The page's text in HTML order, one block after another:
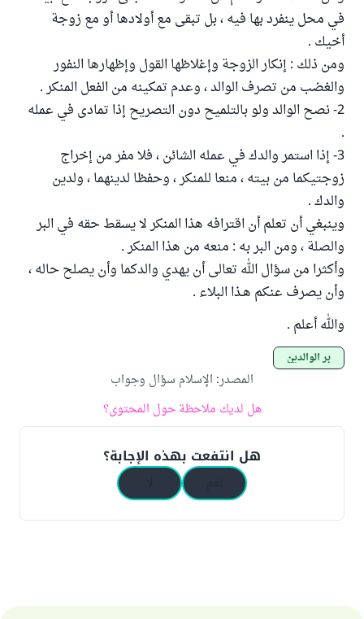
في محل ينفرد بها فيه ، بل تبقى مع أولادها أو مع زوجة
أخيك .
ومن ذلك : إنكار الزوجة وإغلاظها القول وإظهارها النفور
والغضب من تصرف الوالد ، وعدم تمكينه من الفعل المنكر .
2- نصح الوالد ولو بالتلميح دون التصريح إذا تمادى في عمله
.
3- إذا استمر والدك في عمله الشائن ، فلا مفر من إخراج
زوجتيكما من بيته ، منعا للمنكر ، وحفظا لدينهما ، ولدين
والدك .
وينبغي أن تعلم أن اقترافه هذا المنكر لا يسقط حقه في البر
والصلة ، ومن البر به : منعه من هذا المنكر .
وأكثرا من سؤال الله تعالى أن يهدي والدكما وأن يصلح حاله ،
وأن يصرف عنكم هـذا البلاء .
والله أعلم .
بر الوالدين
المصدر: الإسلام سؤال وجواب
هل لديك ملاحظة حول المحتوى؟
هل انتفعت بهذه الإجابة؟